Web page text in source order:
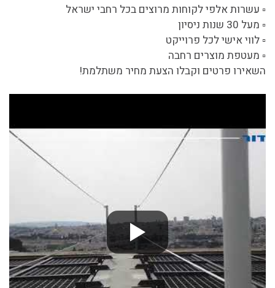
▫️ עשרות אלפי לקוחות מרוצים בכל רחבי ישראל
▫️ מעל 30 שנות ניסיון
▫️ לווי אישי לכל פרוייקט
▫️ מעטפת מוצרים רחבה
השאירו פרטים וקבלו הצעת מחיר משתלמת!